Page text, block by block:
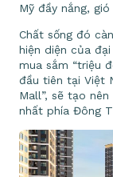
Mỹ đầy nắng,
Chất sống đó
hiện diện của
mua sắm “triệu
đầu tiên tại Việt
Mall”, sẽ tạo
nhất phía Đông